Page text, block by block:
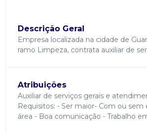
Descrição Geral
Empresa localizada na cidade de
ramo Limpeza, contrata auxiliar de
Atribuições
Auxiliar de serviços gerais e
Requisitos: - Ser maior- Com ou sem
área - Boa comunicação - Trabalho